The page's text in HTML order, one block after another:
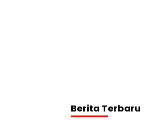
Berita Terbaru